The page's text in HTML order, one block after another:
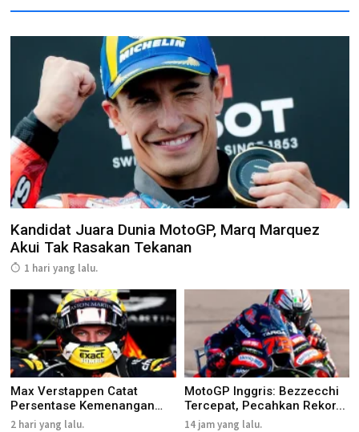
Kandidat Juara Dunia MotoGP, Marq Marquez
Akui Tak Rasakan Tekanan
1 hari yang lalu.
Max Verstappen Catat
Persentase Kemenangan
Terting...
2 hari yang lalu.
MotoGP Inggris: Bezzecchi
Tercepat, Pecahkan Rekor...
14 jam yang lalu.